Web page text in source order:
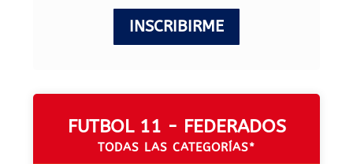
INSCRIBIRME
FUTBOL 11 - FEDERADOS
TODAS LAS CATEGORÍAS*